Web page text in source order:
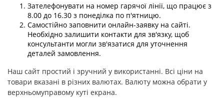
Зателефонувати на номер гарячої лінії, що працює з
8.00 до 16.30 з понеділка по п'ятницю.
Самостійно заповнити онлайн-заявку на сайті.
Необхідно залишити контакти для зв'язку, щоб
консультанти могли зв'язатися для уточнення
деталей замовлення.
Наш сайт простий і зручний у використанні. Всі ціни на
товари вказані в різних валютах. Валюту можна обрати у
верхньомуправому куті екрана.